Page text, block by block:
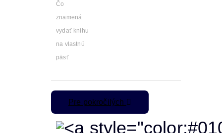
Čo
znamená
vydať knihu
na vlastnú
päsť
Pre pokročilých